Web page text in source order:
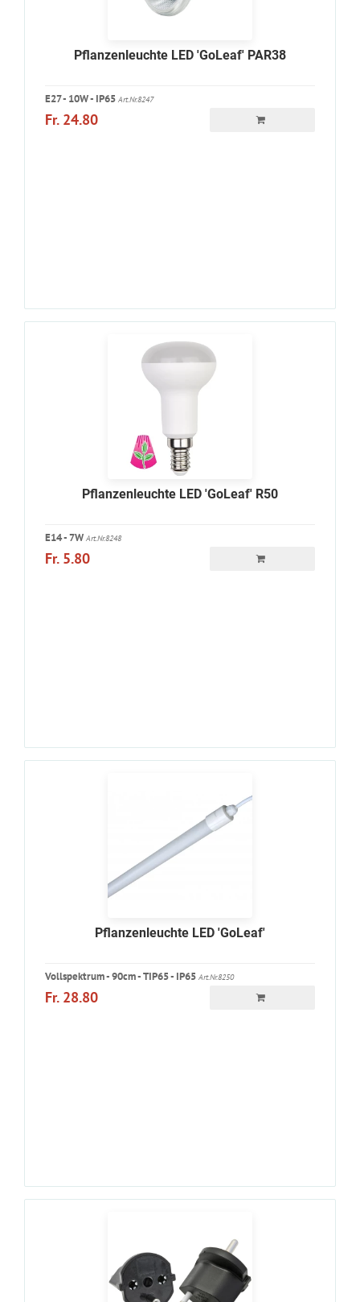
Pflanzenleuchte LED 'GoLeaf' PAR38
E27 - 10W - IP65 Art.Nr.8247
Fr. 24.80
Pflanzenleuchte LED 'GoLeaf' R50
E14 - 7W Art.Nr.8248
Fr. 5.80
Pflanzenleuchte LED 'GoLeaf'
Vollspektrum - 90cm - TIP65 - IP65 Art.Nr.8250
Fr. 28.80